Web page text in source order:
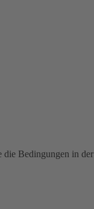
die Bedingungen in der